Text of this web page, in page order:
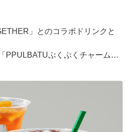
」とのコラボドリンクと
PPULBATUぷくぷくチャーム」​